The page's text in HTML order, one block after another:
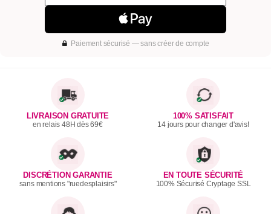
Paiement sécurisé — sans créer de compte
LIVRAISON GRATUITE
en relais 48H dès 69€
100% SATISFAIT
14 jours pour changer d'avis!
DISCRÉTION GARANTIE
sans mentions "ruedesplaisirs"
EN TOUTE SÉCURITÉ
100% Sécurisé Cryptage SSL